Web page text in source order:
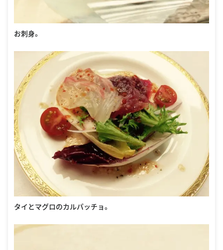
お刺身。
タイとマグロのカルパッチョ。